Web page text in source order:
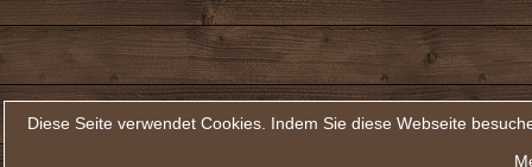
Diese Seite verwendet Cookies. Indem Sie diese Webseite